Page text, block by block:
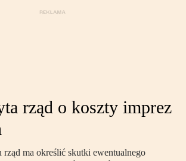
rząd o koszty imprez
rząd ma określić skutki ewentualnego